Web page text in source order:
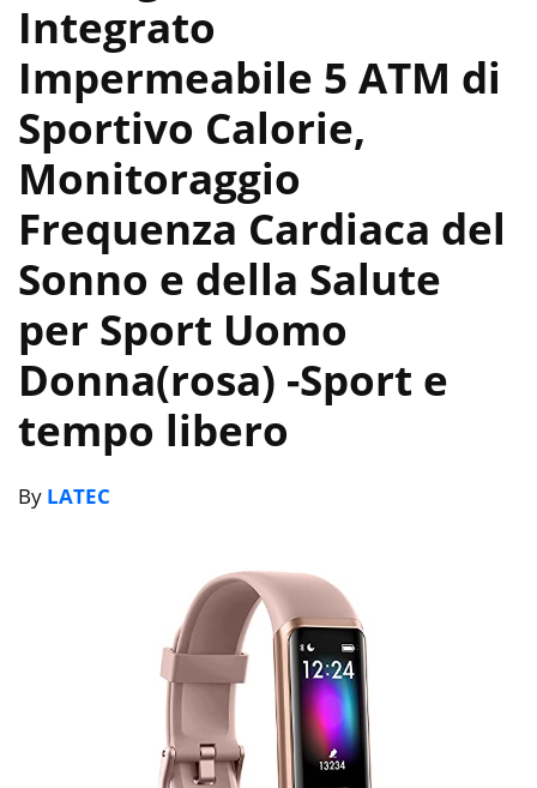
Integrato
Impermeabile 5 ATM di
Sportivo Calorie,
Monitoraggio
Frequenza Cardiaca del
Sonno e della Salute
per Sport Uomo
Donna(rosa) -Sport e
tempo libero
By LATEC